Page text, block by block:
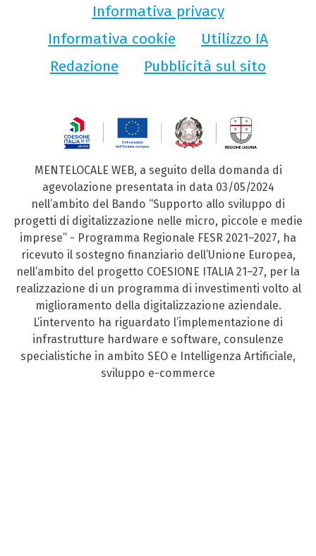
Informativa privacy
Informativa cookie
Utilizzo IA
Redazione
Pubblicità sul sito
MENTELOCALE WEB, a seguito della domanda di
agevolazione presentata in data 03/05/2024
nell’ambito del Bando “Supporto allo sviluppo di
progetti di digitalizzazione nelle micro, piccole e medie
imprese” - Programma Regionale FESR 2021–2027, ha
ricevuto il sostegno finanziario dell’Unione Europea,
nell’ambito del progetto COESIONE ITALIA 21–27, per la
realizzazione di un programma di investimenti volto al
miglioramento della digitalizzazione aziendale.
L’intervento ha riguardato l’implementazione di
infrastrutture hardware e software, consulenze
specialistiche in ambito SEO e Intelligenza Artificiale,
sviluppo e-commerce